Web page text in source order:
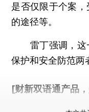
是否仅限于个案
的途径等。
雷丁强调，这
保护和安全防范两
[财新双语通产品